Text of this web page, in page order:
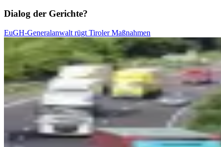
Dialog der Gerichte?
EuGH-Generalanwalt rügt Tiroler Maßnahmen